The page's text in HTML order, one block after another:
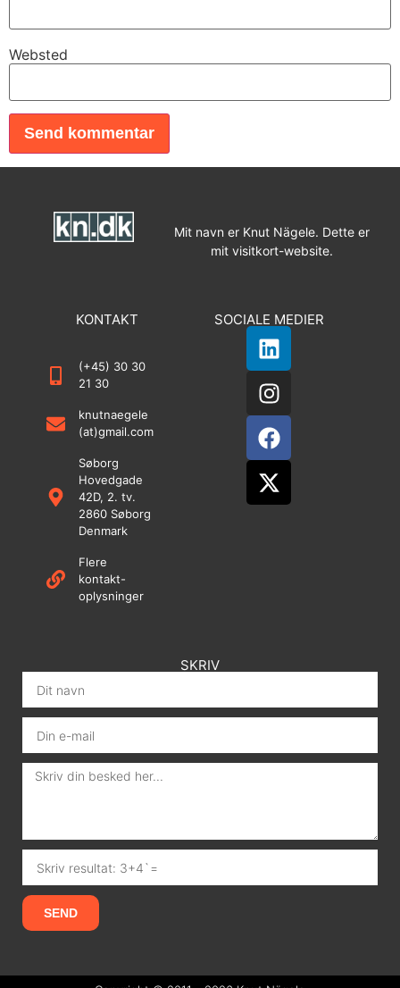
Websted
Mit navn er Knut Nägele. Dette er
mit visitkort-website.
KONTAKT
(+45) 30 30
21 30
knutnaegele
(at)gmail.com
Søborg
Hovedgade
42D, 2. tv.
2860 Søborg
Denmark
Flere
kontakt-
oplysninger
SOCIALE MEDIER
SKRIV
SEND